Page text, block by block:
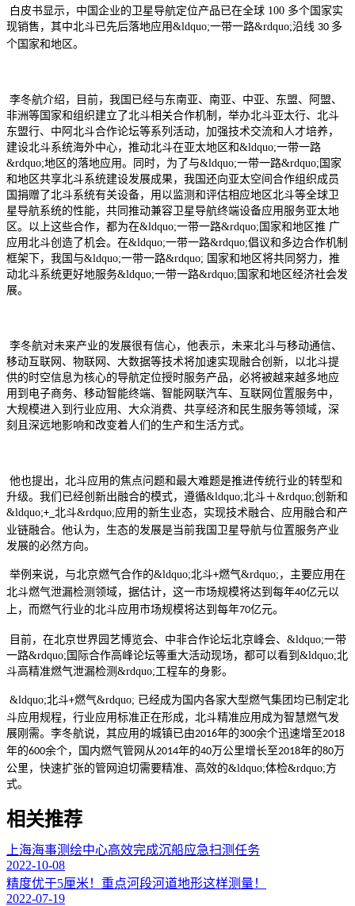
白皮书显示，中国企业的卫星导航定位产品已在全球 100 多个国家实
现销售，其中北斗已先后落地应用&ldquo;一带一路&rdquo;沿线 30 多
个国家和地区。
李冬航介绍，目前，我国已经与东南亚、南亚、中亚、东盟、阿盟、
非洲等国家和组织建立了北斗相关合作机制，举办北斗亚太行、北斗
东盟行、中阿北斗合作论坛等系列活动，加强技术交流和人才培养，
建设北斗系统海外中心，推动北斗在亚太地区和&ldquo;一带一路
&rdquo;地区的落地应用。同时，为了与&ldquo;一带一路&rdquo;国家
和地区共享北斗系统建设发展成果，我国还向亚太空间合作组织成员
国捐赠了北斗系统有关设备，用以监测和评估相应地区北斗等全球卫
星导航系统的性能，共同推动兼容卫星导航终端设备应用服务亚太地
区。以上这些合作，都为在&ldquo;一带一路&rdquo;国家和地区推 广
应用北斗创造了机会。在&ldquo;一带一路&rdquo;倡议和多边合作机制
框架下，我国与&ldquo;一带一路&rdquo; 国家和地区将共同努力，推
动北斗系统更好地服务&ldquo;一带一路&rdquo;国家和地区经济社会发
展。
李冬航对未来产业的发展很有信心，他表示，未来北斗与移动通信、
移动互联网、物联网、大数据等技术将加速实现融合创新，以北斗提
供的时空信息为核心的导航定位授时服务产品，必将被越来越多地应
用到电子商务、移动智能终端、智能网联汽车、互联网位置服务中，
大规模进入到行业应用、大众消费、共享经济和民生服务等领域，深
刻且深远地影响和改变着人们的生产和生活方式。
他也提出，北斗应用的焦点问题和最大难题是推进传统行业的转型和
升级。我们已经创新出融合的模式，遵循&ldquo;北斗＋&rdquo;创新和
&ldquo;+_ 北斗&rdquo;应用的新生业态，实现技术融合、应用融合和产
业链融合。他认为，生态的发展是当前我国卫星导航与位置服务产业
发展的必然方向。
举例来说，与北京燃气合作的&ldquo;北斗+燃气&rdquo;，主要应用在
北斗燃气泄漏检测领域，据估计，这一市场规模将达到每年40亿元以
上，而燃气行业的北斗应用市场规模将达到每年70亿元。
目前，在北京世界园艺博览会、中非合作论坛北京峰会、 &ldquo;一带
一路&rdquo;国际合作高峰论坛等重大活动现场，都可以看到&ldquo;北
斗高精准燃气泄漏检测&rdquo;工程车的身影。
&ldquo;北斗+燃气&rdquo; 已经成为国内各家大型燃气集团均已制定北
斗应用规程，行业应用标准正在形成，北斗精准应用成为智慧燃气发
展刚需。李冬航说，其应用的城镇已由2016年的300余个迅速增至2018
年的600余个，国内燃气管网从2014年的40 万公里增长至2018年的80 万
公里，快速扩张的管网迫切需要精准、高效的&ldquo;体检&rdquo;方
式。
相关推荐
上海海事测绘中心高效完成沉船应急扫测任务
2022-10-08
精度优于5厘米！重点河段河道地形这样测量！
2022-07-19